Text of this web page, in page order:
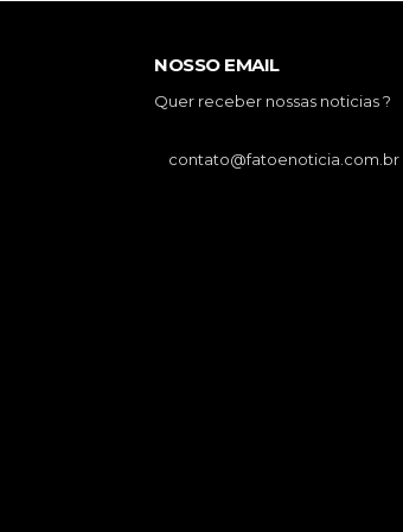
NOSSO EMAIL
Quer receber nossas noticias ?